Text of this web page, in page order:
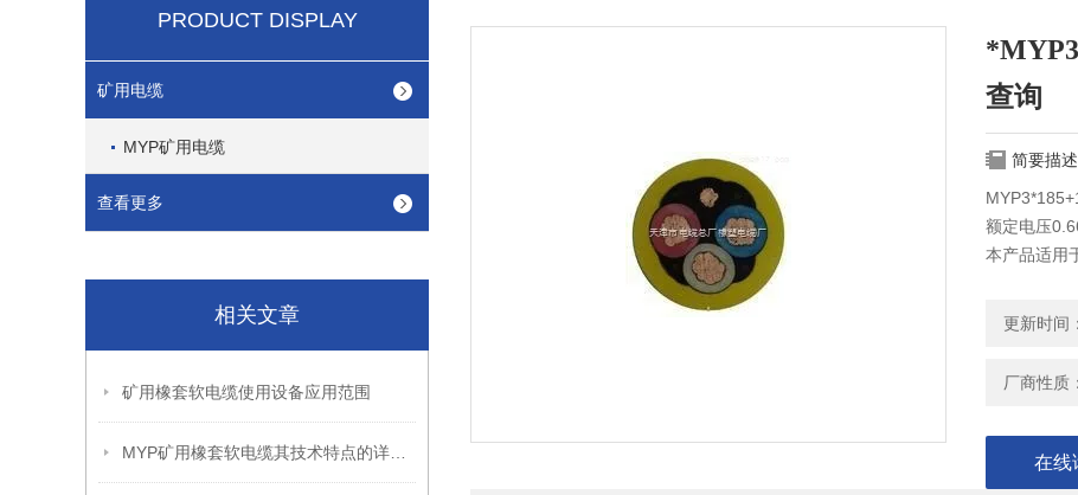
PRODUCT DISPLAY
矿用电缆
MYP矿用电缆
查看更多
相关文章
矿用橡套软电缆使用设备应用范围
查询
简要描述
额定电压
本产品适用
更新时间
厂商性质
在线